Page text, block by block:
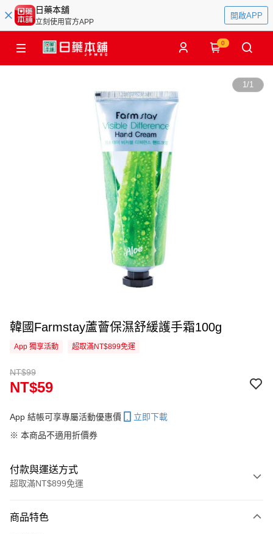
日藥本舖
立刻使用官方APP
開啟APP
0
1/1
韓國Farmstay蘆薈保濕舒緩護手霜100g
App 獨享活動 超取滿NT$899免運
NT$99
NT$59
App 結帳可享專屬活動優惠價
立即下載
※ 本商品不適用折價券
付款與運送方式
超取滿NT$899免運
信用卡一次付款
商品特色